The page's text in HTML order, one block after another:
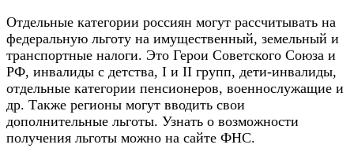
Отдельные категории россиян могут рассчитывать на
федеральную льготу на имущественный, земельный и
транспортные налоги. Это Герои Советского Союза и
РФ, инвалиды с детства, I и II групп, дети-инвалиды,
отдельные категории пенсионеров, военнослужащие и
др. Также регионы могут вводить свои
дополнительные льготы. Узнать о возможности
получения льготы можно на сайте ФНС.